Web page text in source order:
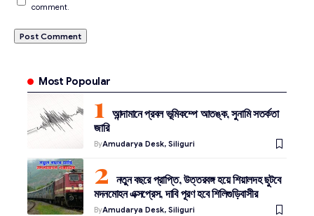
comment.
Most Popoular
আন্দামানে প্রবল ভূমিকম্পে আতঙ্ক, সুনামি সতর্কতা
জারি
ByAmudarya Desk, Siliguri
নতুন বছরে প্রাপ্তি, উত্তরবঙ্গ হয়ে শিয়ালদহ ছুটবে
মদনমোহন এক্সপ্রেস, দাবি পূরণ হবে শিলিগুড়িবাসীর
ByAmudarya Desk, Siliguri